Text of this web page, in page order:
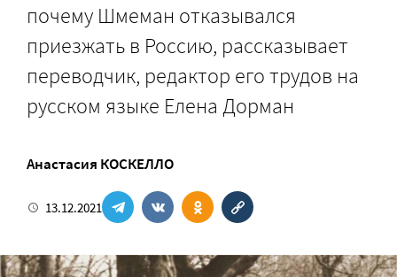
почему Шмеман отказывался
приезжать в Россию, рассказывает
переводчик, редактор его трудов на
русском языке Елена Дорман
Анастасия КОСКЕЛЛО
13.12.2021